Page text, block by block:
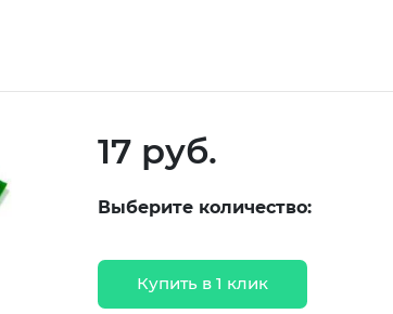
17 руб.
Выберите количество:
Купить в 1 клик